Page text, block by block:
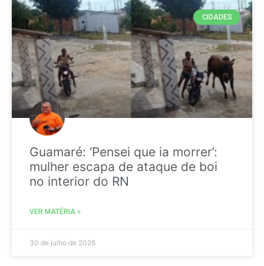
CIDADES
Guamaré: ‘Pensei que ia morrer’:
mulher escapa de ataque de boi
no interior do RN
VER MATÉRIA »
30 de julho de 2026